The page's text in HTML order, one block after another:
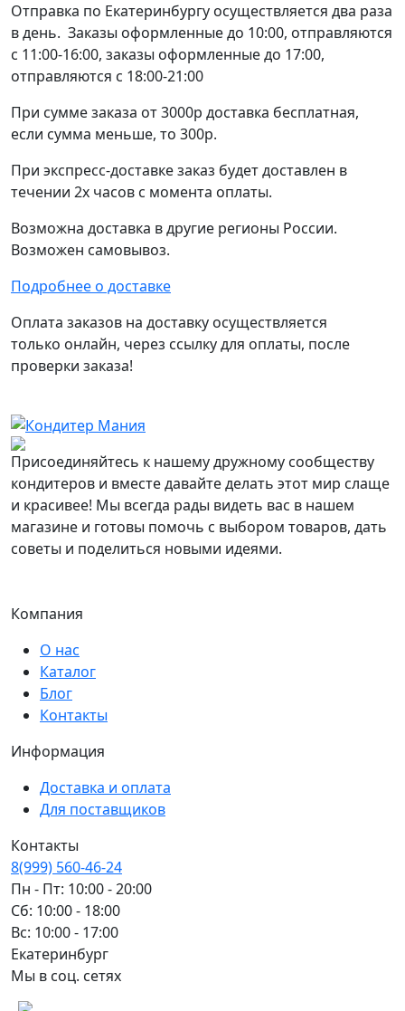
Отправка по Екатеринбургу осуществляется два раза
в день. Заказы оформленные до 10:00, отправляются
с 11:00-16:00, заказы оформленные до 17:00,
отправляются с 18:00-21:00
При сумме заказа от 3000р доставка бесплатная,
если сумма меньше, то 300р.
При экспресс-доставке заказ будет доставлен в
течении 2х часов с момента оплаты.
Возможна доставка в другие регионы России.
Возможен самовывоз.
Подробнее о доставке
Оплата заказов на доставку осуществляется
только онлайн, через ссылку для оплаты, после
проверки заказа!
Присоединяйтесь к нашему дружному сообществу
кондитеров и вместе давайте делать этот мир слаще
и красивее! Мы всегда рады видеть вас в нашем
магазине и готовы помочь с выбором товаров, дать
советы и поделиться новыми идеями.
Компания
О нас
Каталог
Блог
Контакты
Информация
Доставка и оплата
Для поставщиков
Контакты
8(999) 560-46-24
Пн - Пт: 10:00 - 20:00
Сб: 10:00 - 18:00
Вс: 10:00 - 17:00
Екатеринбург
Мы в соц. сетях